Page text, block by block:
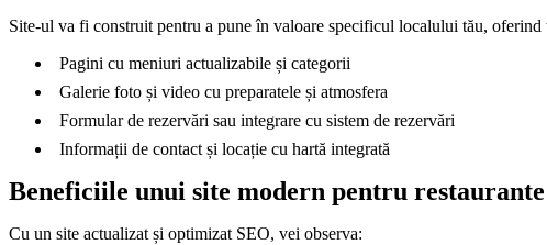
Site-ul va fi construit pentru a pune în valoare specificul localului tău, oferind
Pagini cu meniuri actualizabile și categorii
Galerie foto și video cu preparatele și atmosfera
Formular de rezervări sau integrare cu sistem de rezervări
Informații de contact și locație cu hartă integrată
Beneficiile unui site modern pentru restaurante
Cu un site actualizat și optimizat SEO, vei observa: